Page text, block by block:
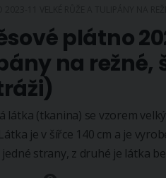
plátno
na režné,
látka (tkanina) se vzorem
je v šířce 140 cm a je
jedné strany, z druhé je látka